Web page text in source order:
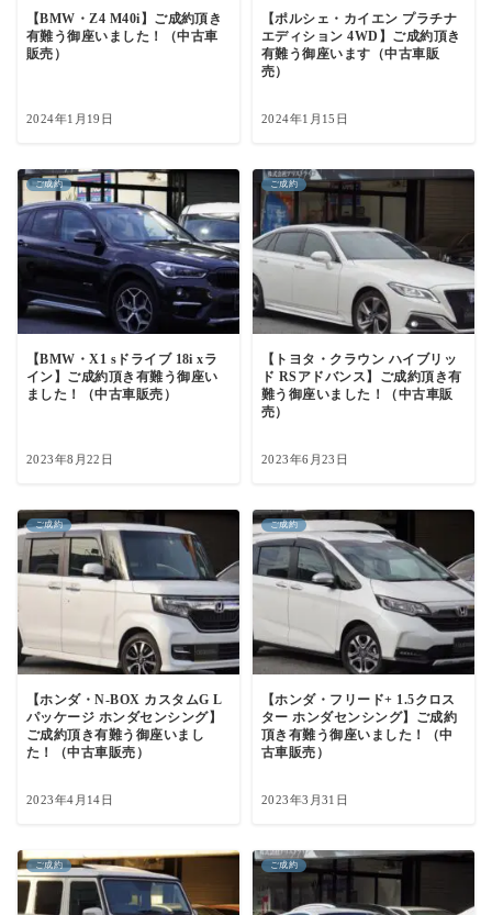
【BMW・Z4 M40i】ご成約頂き
有難う御座いました！（中古車
販売）
2024年1月19日
【ポルシェ・カイエン プラチナ
エディション 4WD】ご成約頂き
有難う御座います（中古車販
売）
2024年1月15日
ご成約
【BMW・X1 sドライブ 18i xラ
イン】ご成約頂き有難う御座い
ました！（中古車販売）
2023年8月22日
ご成約
【トヨタ・クラウン ハイブリッ
ド RSアドバンス】ご成約頂き有
難う御座いました！（中古車販
売）
2023年6月23日
ご成約
【ホンダ・N-BOX カスタムG L
パッケージ ホンダセンシング】
ご成約頂き有難う御座いまし
た！（中古車販売）
2023年4月14日
ご成約
【ホンダ・フリード+ 1.5クロス
ター ホンダセンシング】ご成約
頂き有難う御座いました！（中
古車販売）
2023年3月31日
ご成約 ご成約